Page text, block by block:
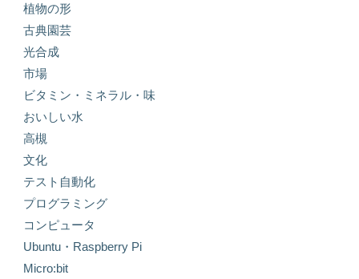
植物の形
古典園芸
光合成
市場
ビタミン・ミネラル・味
おいしい水
高槻
文化
テスト自動化
プログラミング
コンピュータ
Ubuntu・Raspberry Pi
Micro:bit